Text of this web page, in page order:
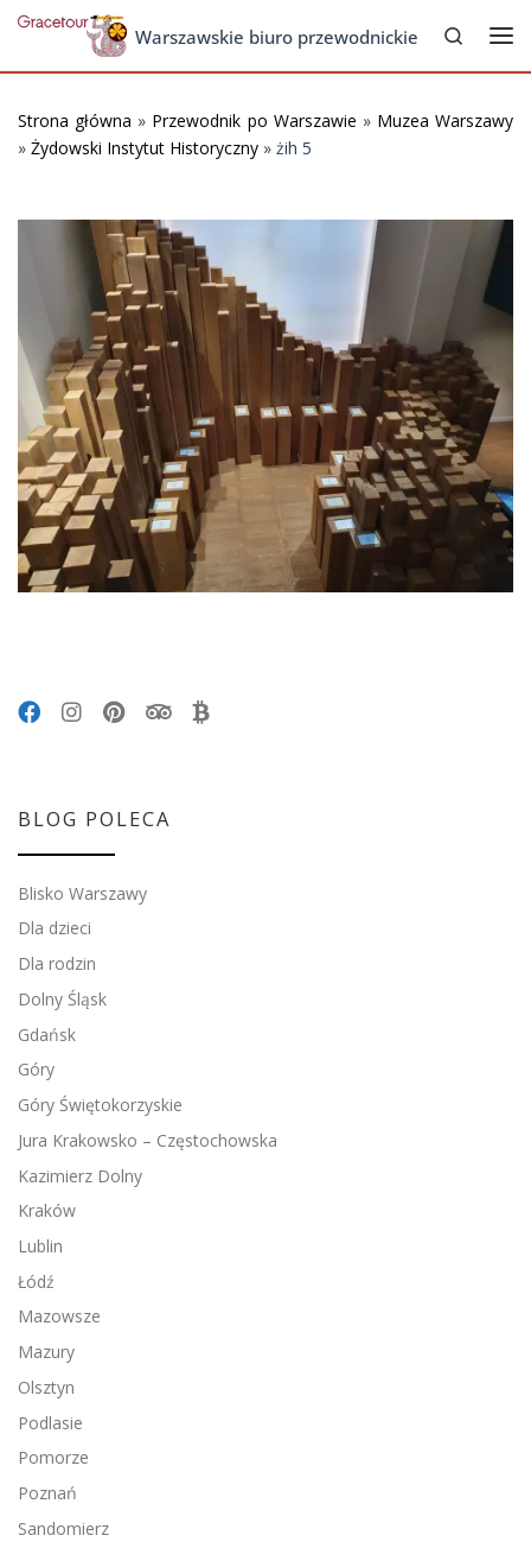
Skip to contentWarszawskie biuro przewodnickie
Search
Strona główna » Przewodnik po Warszawie » Muzea Warszawy
» Żydowski Instytut Historyczny » żih 5
BLOG POLECA
Blisko Warszawy
Dla dzieci
Dla rodzin
Dolny Śląsk
Gdańsk
Góry
Góry Świętokorzyskie
Jura Krakowsko – Częstochowska
Kazimierz Dolny
Kraków
Lublin
Łódź
Mazowsze
Mazury
Olsztyn
Podlasie
Pomorze
Poznań
Sandomierz